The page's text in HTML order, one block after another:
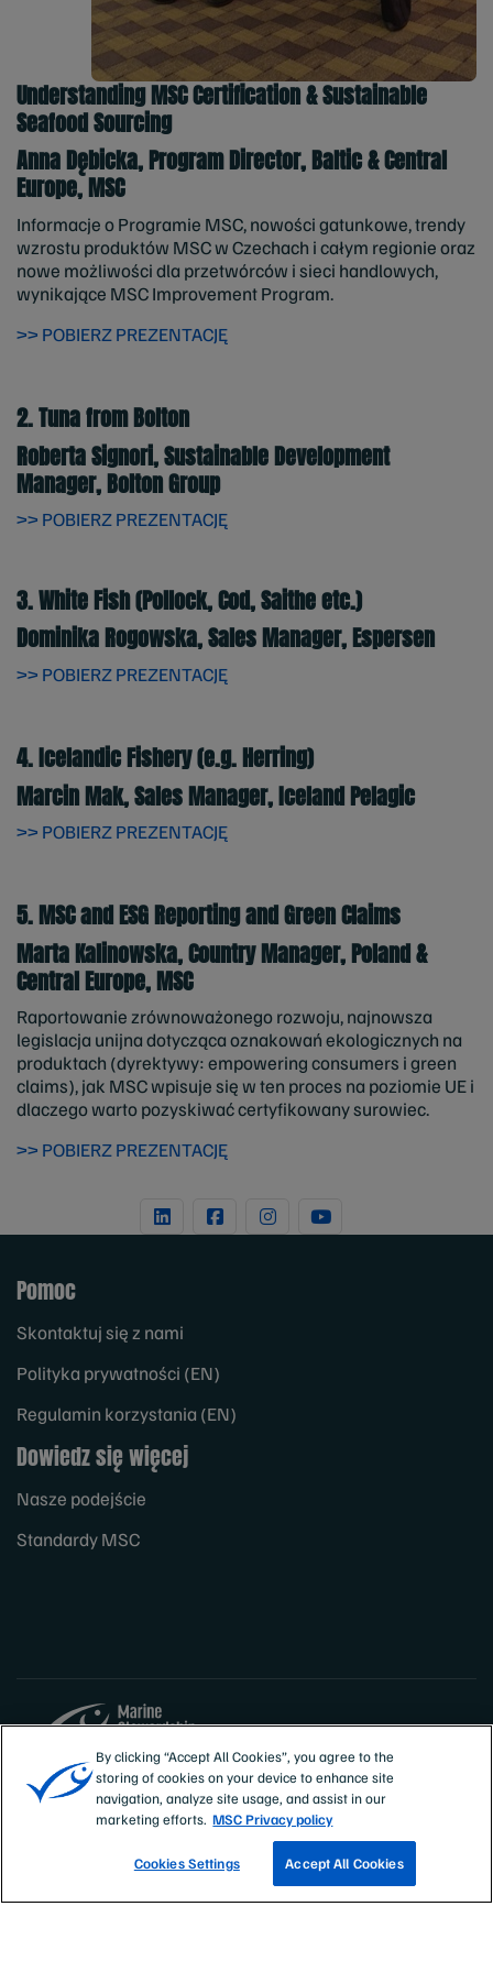
Understanding MSC Certification & Sustainable
Seafood Sourcing
Anna Dębicka, Program Director, Baltic & Central
Europe, MSC
Informacje o Programie MSC, nowości gatunkowe, trendy
wzrostu produktów MSC w Czechach i całym regionie oraz
nowe możliwości dla przetwórców i sieci handlowych,
wynikające MSC Improvement Program.
>> POBIERZ PREZENTACJĘ
2. Tuna from Bolton
Roberta Signori, Sustainable Development
Manager, Bolton Group
>> POBIERZ PREZENTACJĘ
3. White Fish (Pollock, Cod, Saithe etc.)
Dominika Rogowska, Sales Manager, Espersen
>> POBIERZ PREZENTACJĘ
4. Icelandic Fishery (e.g. Herring)
Marcin Mak, Sales Manager, Iceland Pelagic
>> POBIERZ PREZENTACJĘ
5. MSC and ESG Reporting and Green Claims
Marta Kalinowska, Country Manager, Poland &
Central Europe, MSC
Raportowanie zrównoważonego rozwoju, najnowsza
legislacja unijna dotycząca oznakowań ekologicznych na
produktach (dyrektywy: empowering consumers i green
claims), jak MSC wpisuje się w ten proces na poziomie UE i
dlaczego warto pozyskiwać certyfikowany surowiec.
>> POBIERZ PREZENTACJĘ
Pomoc
Skontaktuj się z nami
Polityka prywatności (EN)
Regulamin korzystania (EN)
Dowiedz się więcej
Nasze podejście
Standardy MSC
Sites
Polska
ZNAJDŹ CERTYFIKOWANE RYBOŁÓWSTWO
By clicking “Accept All Cookies”, you agree to the
storing of cookies on your device to enhance site
navigation, analyze site usage, and assist in our
marketing efforts. MSC Privacy policy
Cookies Settings Accept All Cookies